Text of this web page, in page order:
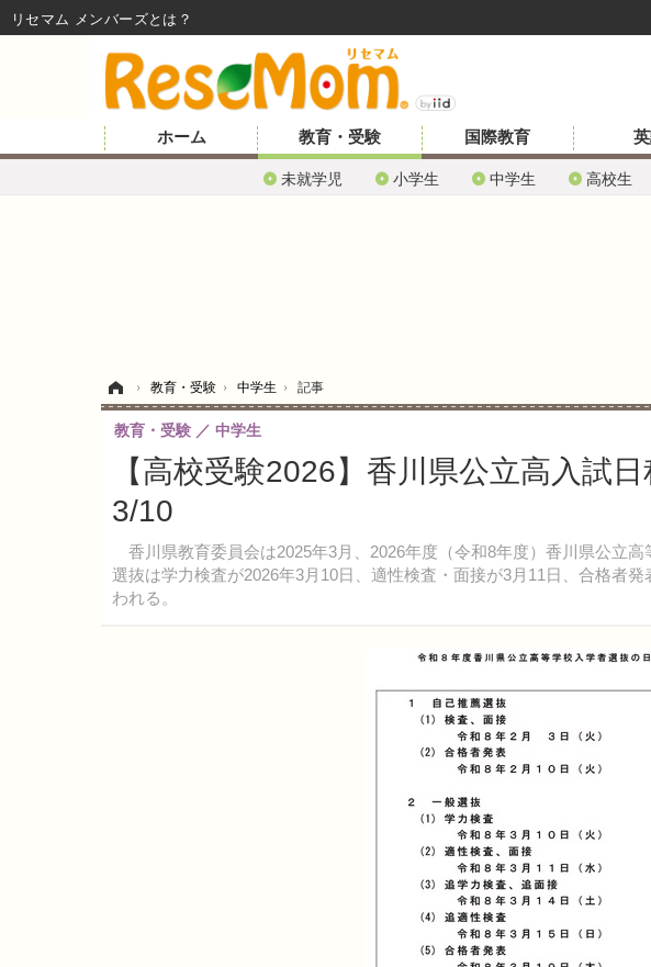
ホーム 教育・受験
未就学児 小学生 中学生 高校生
国際教育
› 教育・受験 › 中学生 › 記事
【高校受験2026】香川県公立高入試
3/10
香川県教育委員会は2025年3月、2026年度（令和8年度）香川県公立
選抜は学力検査が2026年3月10日、適性検査・面接が3月11日、合格者
われる。
教育・受験 中学生
リセマム メンバーズ